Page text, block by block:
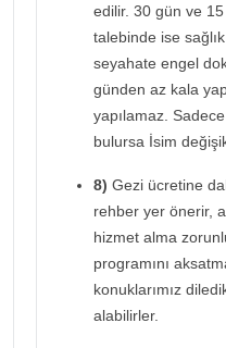
edilir. 30 gün ve
talebinde ise
seyahate engel
günden az kala
yapılamaz.
bulursa İsim
8) Gezi ücretine
rehber yer önerir,
hizmet alma
programını
konuklarımız
alabilirler.